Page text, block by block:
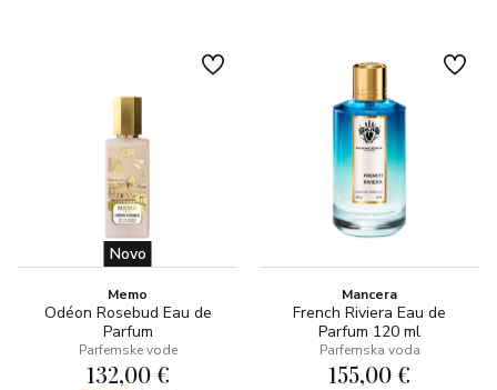
Novo
Memo
Odéon Rosebud Eau de
Parfum
Parfemske vode
132,00 €
Mancera
French Riviera Eau de
Parfum 120 ml
Parfemska voda
155,00 €